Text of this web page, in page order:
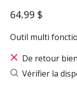
64.99 $
Outil multi
De retour
Vérifier la